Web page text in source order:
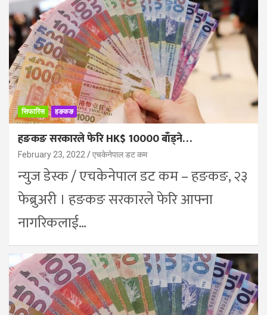
सिफारिस हङकङ
हङकङ सरकारले फेरि HK$ 10000 बाँड्ने…
February 23, 2022 एचकेनेपाल डट कम
न्युज डेस्क / एचकेनेपाल डट कम – हङकङ, २३
फेब्रुअरी । हङकङ सरकारले फेरि आफ्ना
नागरिकलाई…